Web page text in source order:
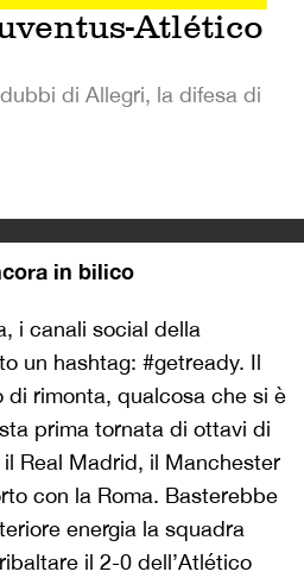
Atlético
di Allegri, la difesa di
in bilico
i canali social della
un hashtag: #getready. Il
rimonta, qualcosa che si è
prima tornata di ottavi di
Real Madrid, il Manchester
con la Roma. Basterebbe
energia la squadra
il 2-0 dell’Atlético